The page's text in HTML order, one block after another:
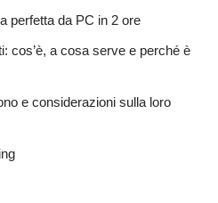
perfetta da PC in 2 ore
cos’è, a cosa serve e perché è
e considerazioni sulla loro